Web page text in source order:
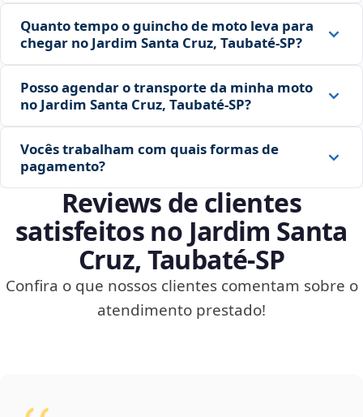
Quanto tempo o guincho de moto leva para
chegar no Jardim Santa Cruz, Taubaté‑SP?
Posso agendar o transporte da minha moto
no Jardim Santa Cruz, Taubaté‑SP?
Vocês trabalham com quais formas de
pagamento?
Reviews de clientes
satisfeitos no Jardim Santa
Cruz, Taubaté‑SP
Confira o que nossos clientes comentam sobre o
atendimento prestado!